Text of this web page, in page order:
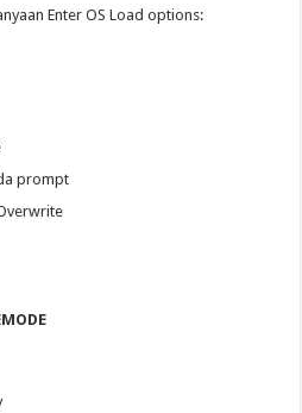
Enter OS Load options:
prompt